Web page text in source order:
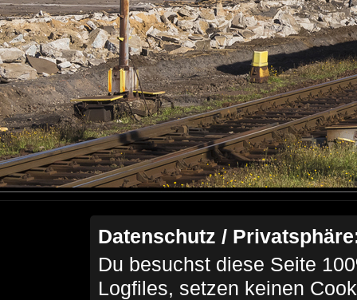
Datenschutz /
Du besuchst diese Seite
Logfiles, setzen keinen